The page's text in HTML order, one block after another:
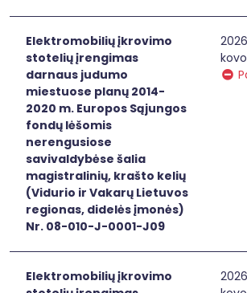
Elektromobilių įkrovimo
stotelių įrengimas
darnaus judumo
miestuose planų 2014-
2020 m. Europos Sąjungos
fondų lėšomis
nerengusiose
savivaldybėse šalia
magistralinių, krašto kelių
(Vidurio ir Vakarų Lietuvos
regionas, didelės įmonės)
Nr. 08-010-J-0001-J09
Elektromobilių įkrovimo